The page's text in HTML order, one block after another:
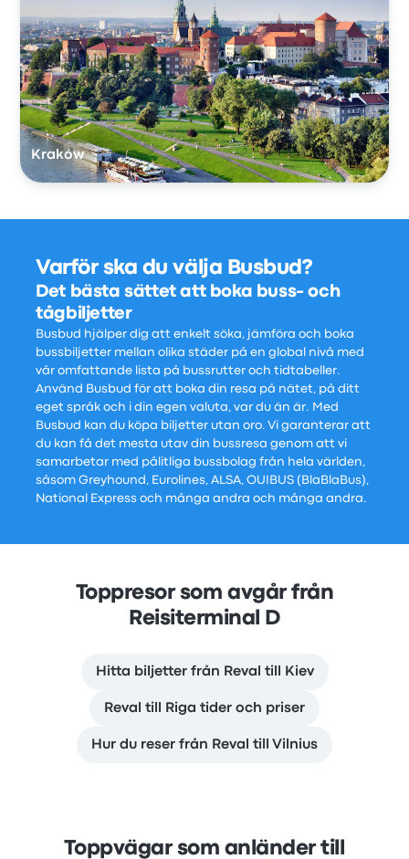
Kraków
Varför ska du välja Busbud?
Det bästa sättet att boka buss- och
tågbiljetter
Busbud hjälper dig att enkelt söka, jämföra och boka
bussbiljetter mellan olika städer på en global nivå med
vår omfattande lista på bussrutter och tidtabeller.
Använd Busbud för att boka din resa på nätet, på ditt
eget språk och i din egen valuta, var du än är. Med
Busbud kan du köpa biljetter utan oro. Vi garanterar att
du kan få det mesta utav din bussresa genom att vi
samarbetar med pålitliga bussbolag från hela världen,
såsom Greyhound, Eurolines, ALSA, OUIBUS (BlaBlaBus),
National Express och många andra och många andra.
Toppresor som avgår från
Reisiterminal D
Hitta biljetter från Reval till Kiev
Reval till Riga tider och priser
Hur du reser från Reval till Vilnius
Toppvägar som anländer till